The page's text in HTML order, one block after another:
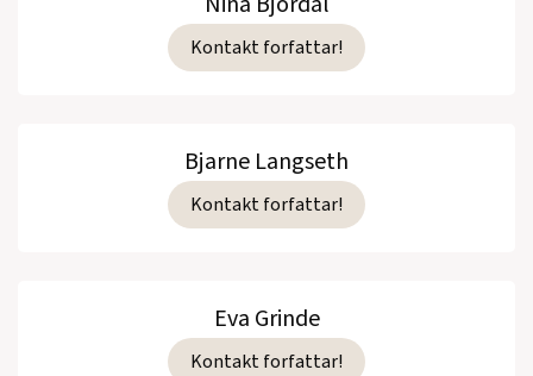
Kontakt forfattar!
Bjarne Langseth
Kontakt forfattar!
Eva Grinde
Kontakt forfattar!